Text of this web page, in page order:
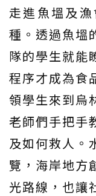
走進魚塭及
種。透過魚塭
隊的學生就能
程序才成為食
領學生來到烏
老師們手把手
及如何救人。
覽，海岸地方
光路線，也讓